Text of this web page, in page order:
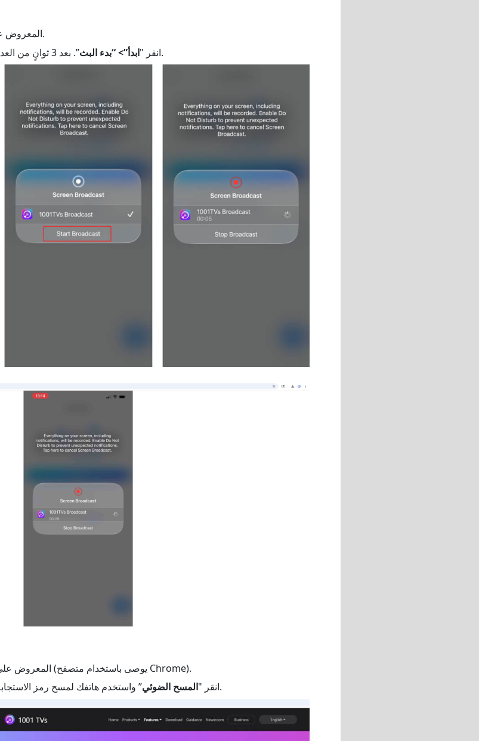
أدخل عنوان IP المعروض على هاتفك في المتصفح.
انقر "ابدأ”> “بدء البث ”. بعد 3 ثوانٍ من العد التنازلي، ستظهر الشاشة في المتصفح.
أدخل عنوان URL المعروض على هاتفك في المتصفح (يوصى باستخدام متصفح Chrome).
انقر "المسح الضوئي ” واستخدم هاتفك لمسح رمز الاستجابة السريعة الظاهر على صفحة المتصفح.